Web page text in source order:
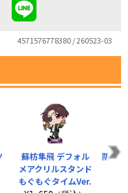
4571576778380 / 260523-03
蘇枋隼飛 デフォル
メアクリルスタンド
もぐもぐタイムVer.
防風